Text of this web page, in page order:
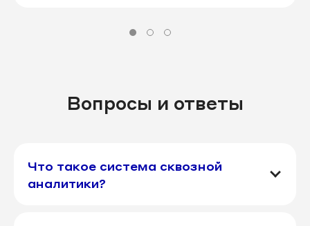
Вопросы и ответы
Что такое система сквозной
аналитики?